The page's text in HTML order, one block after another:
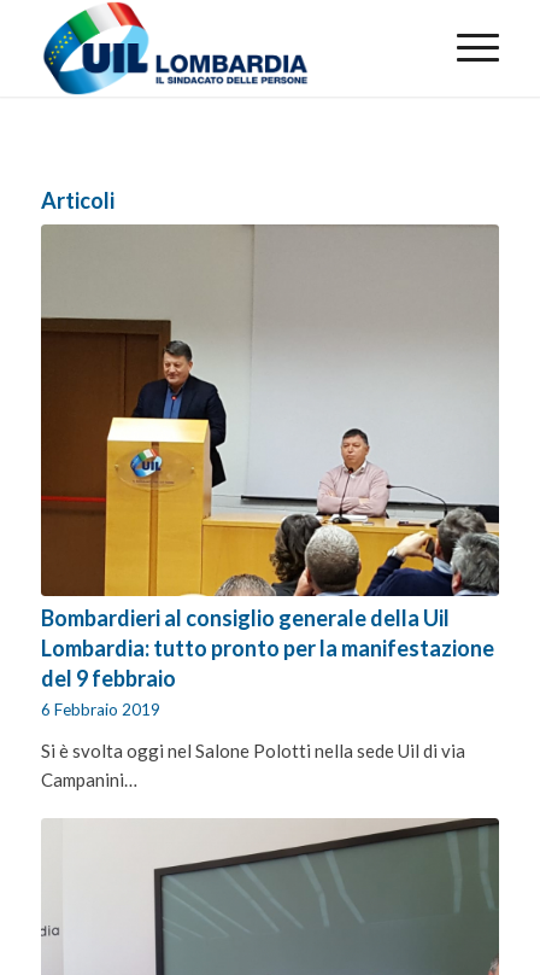
Articoli
Bombardieri al consiglio generale della Uil
Lombardia: tutto pronto per la manifestazione
del 9 febbraio
6 Febbraio 2019
Si è svolta oggi nel Salone Polotti nella sede Uil di via
Campanini…